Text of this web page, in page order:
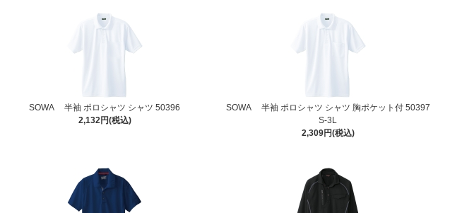
SOWA 半袖 ポロシャツ シャツ 50396
2,132円(税込)
SOWA 半袖 ポロシャツ シャツ 胸ポケット付 50397
S-3L
2,309円(税込)